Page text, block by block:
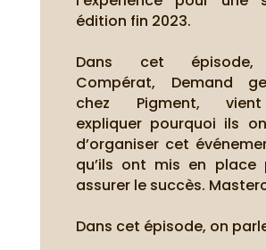
édition fin 2023.
Dans cet épisode,
Compérat, Demand
chez Pigment,
expliquer pourquoi ils
d’organiser cet
qu’ils ont mis en place
assurer le succès.
Dans cet épisode, on